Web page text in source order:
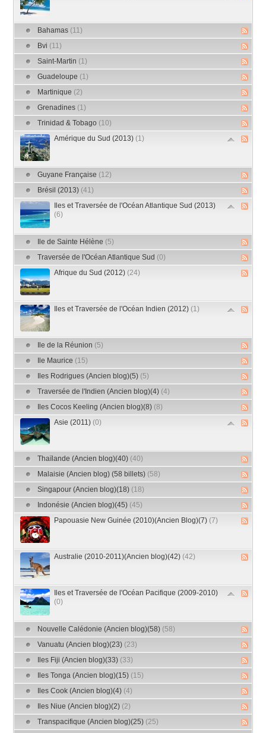
Bahamas (11)
Bvi (11)
Saint-Martin (1)
Guadeloupe (1)
Martinique (2)
Grenadines (1)
Trinidad & Tobago (10)
Amérique du Sud (2013) (1)
Guyane Française (12)
Brésil (2013) (41)
Iles et Traversée de l'Océan Atlantique Sud (2013)
(6)
Ile de Sainte Hélène (5)
Traversée de l'Océan Atlantique Sud (0)
Afrique du Sud (2012) (24)
Iles et Traversée de l'Océan Indien (2012) (1)
Ile de la Réunion (5)
Ile Maurice (15)
Iles Rodrigues (Ancien blog)(5) (5)
Traversée de l'Indien (Ancien blog)(4) (4)
Iles Cocos Keeling (Ancien blog)(8) (8)
Asie (2011) (0)
Thaïlande (Ancien blog)(40) (40)
Malaisie (Ancien blog) (58 billets) (58)
Singapour (Ancien blog)(18) (18)
Indonésie (Ancien blog)(45) (45)
Papouasie New Guinée (2010)(Ancien Blog)(7) (7)
Australie (2010-2011)(Ancien blog)(42) (42)
Iles et Traversée de l'Océan Pacifique (2009-2010)
(0)
Nouvelle Calédonie (Ancien blog)(58) (58)
Vanuatu (Ancien blog)(23) (23)
Iles Fiji (Ancien blog)(33) (33)
Iles Tonga (Ancien blog)(15) (15)
Iles Cook (Ancien blog)(4) (4)
Iles Niue (Ancien blog)(2) (2)
Transpacifique (Ancien blog)(25) (25)